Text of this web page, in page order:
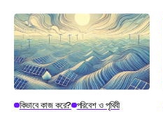
কিভাবে কাজ করে? পরিবেশ ও পৃথিবী